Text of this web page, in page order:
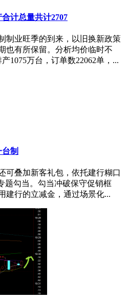
计总量共计2707
制业旺季的到来，以旧换新政策
也有所保留。分析均价临时不
1075万台，订单数22062单，...
制
可叠加新客礼包，依托建行糊口
题勾当。勾当冲破保守促销框
建行的立减金，通过场景化...